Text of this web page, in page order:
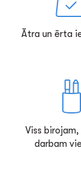
Ātra un ērta
Viss birojam,
darbam